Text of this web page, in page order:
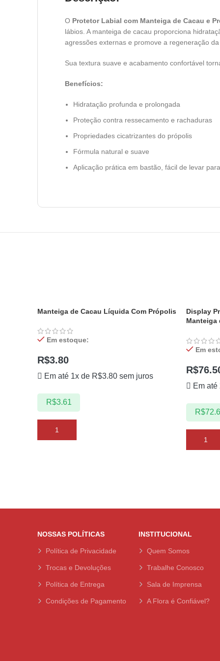
O Protetor Labial com Manteiga de Cacau e
lábios. A manteiga de cacau proporciona
agressões externas e promove a regeneração da
Sua textura suave e acabamento confortável
Benefícios:
Hidratação profunda e prolongada
Proteção contra ressecamento e rachaduras
Propriedades cicatrizantes do própolis
Fórmula natural e suave
Aplicação prática em bastão, fácil de levar
Manteiga de Cacau Líquida Com Própolis
Em estoque:
R$3.80
Em até 1x de R$3.80 sem juros
R$3.61
ADICIONAR AO CARRINHO
Display
Manteiga
Em
R$
Em até
R$
NOSSAS POLÍTICAS
Política de Privacidade
Trocas e Devoluções
Política de Entrega
Condições de Pagamento
INSTITUCIONAL
Quem Somos
Trabalhe Conosco
Sala de Imprensa
A Flora é Confiável?